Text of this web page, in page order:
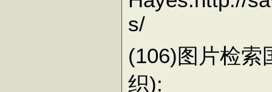
s/
(106)图片检索
织):